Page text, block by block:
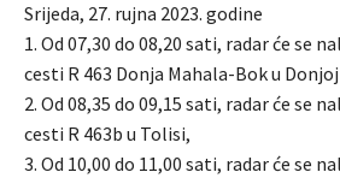
Srijeda, 27. rujna 2023. godine
1. Od 07,30 do 08,20 sati, radar će se
cesti R 463 Donja Mahala-Bok u
2. Od 08,35 do 09,15 sati, radar će se
cesti R 463b u Tolisi,
3. Od 10,00 do 11,00 sati, radar će se